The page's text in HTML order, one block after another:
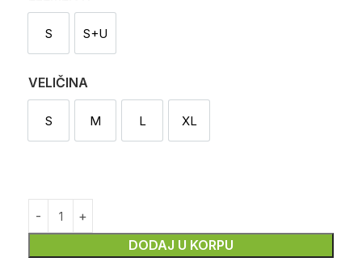
SSekačS+USekač i utiskivač
VELIČINA
S
S M
M L
L XL
XL
DODAJ U KORPU